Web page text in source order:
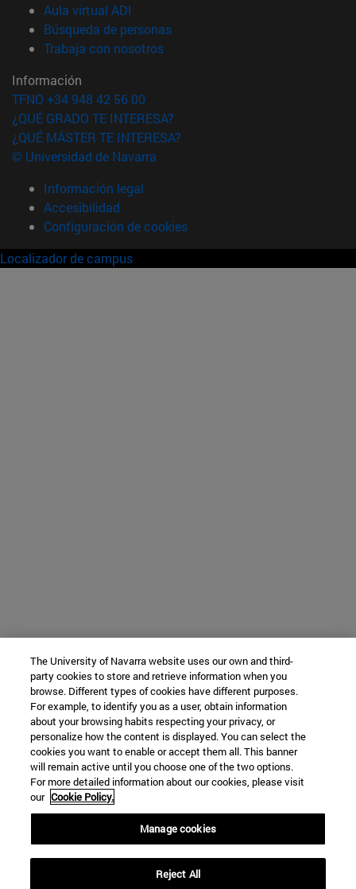
Aula virtual ADI
Búsqueda de personas(abre en nueva ventana)
Trabaja con nosotros(abre en nueva ventana)
Información
TFNO +34 948 42 56 00
¿QUÉ GRADO TE INTERESA?
¿QUÉ MÁSTER TE INTERESA?
© Universidad de Navarra
Información legal
Accesibilidad
Configuración de cookies
Localizador de campus
The University of Navarra website uses our own and third-
party cookies to store and retrieve information when you
browse. Different types of cookies have different purposes.
For example, to identify you as a user, obtain information
about your browsing habits respecting your privacy, or
personalize how the content is displayed. You can select the
cookies you want to enable or accept them all. This banner
will remain active until you choose one of the two options.
For more detailed information about our cookies, please visit
our Cookie Policy.
Manage cookies
Reject All